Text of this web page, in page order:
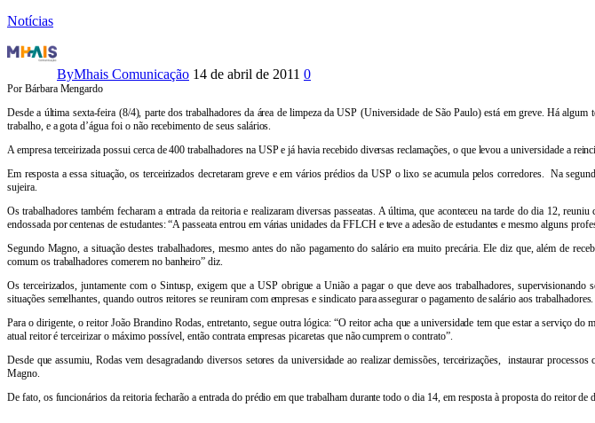
Notícias
Terceirizados
da
limpeza
da
USP
entram
em
greve
por
pagamento
de
salários
ByMhais Comunicação 14 de abril de 2011 0
Por Bárbara Mengardo
Desde a última sexta-feira (8/4), parte dos trabalhadores da área de limpeza da USP (Universidade de São Paulo) está em greve. Há
trabalho, e a gota d’água foi o não recebimento de seus salários.
A empresa terceirizada possui cerca de 400 trabalhadores na USP e já havia recebido diversas reclamações, o que levou a universidade a
Em resposta a essa situação, os terceirizados decretaram greve e em vários prédios da USP o lixo se acumula pelos corredores. Na
sujeira.
Os trabalhadores também fecharam a entrada da reitoria e realizaram diversas passeatas. A última, que aconteceu na tarde do dia 12,
endossada por centenas de estudantes: “A passeata entrou em várias unidades da FFLCH e teve a adesão de estudantes e mesmo alguns
Segundo Magno, a situação destes trabalhadores, mesmo antes do não pagamento do salário era muito precária. Ele diz que, além de
comum os trabalhadores comerem no banheiro” diz.
Os terceirizados, juntamente com o Sintusp, exigem que a USP obrigue a União a pagar o que deve aos trabalhadores,
situações semelhantes, quando outros reitores se reuniram com empresas e sindicato para assegurar o pagamento de salário aos trabalhadores.
Para o dirigente, o reitor João Brandino Rodas, entretanto, segue outra lógica: “O reitor acha que a universidade tem que estar a serviço
atual reitor é terceirizar o máximo possível, então contrata empresas picaretas que não cumprem o contrato”.
Desde que assumiu, Rodas vem desagradando diversos setores da universidade ao realizar demissões, terceirizações, instaurar
Magno.
De fato, os funcionários da reitoria fecharão a entrada do prédio em que trabalham durante todo o dia 14, em resposta à proposta do reitor